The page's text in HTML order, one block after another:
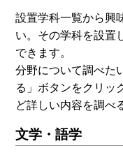
設置学科一覧から興
い。その学科を設置
できます。
分野について調べた
る」ボタンをクリッ
ど詳しい内容を調べ
文学・語学